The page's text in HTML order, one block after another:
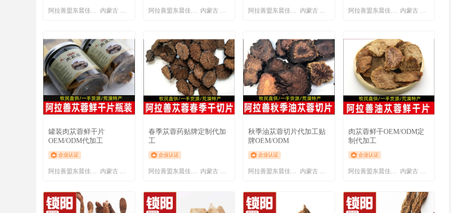
阿拉善盟东晨佳利商贸有限责任公司 内蒙古 阿拉善盟 阿拉善盟东晨佳利商贸有限责任公司 内蒙古 阿拉善盟 阿拉善盟东晨佳利商贸有限责任公司 内蒙古 阿拉善盟 阿拉善盟东晨佳利商贸有限责任公司 内蒙古 阿拉善盟
罐装肉苁蓉鲜干片
OEM/ODM代加工
企业认证
春季苁蓉药贴牌定制代加
工
企业认证
秋季油苁蓉切片代加工贴
牌OEM/ODM
企业认证
肉苁蓉鲜干OEM/ODM定
制代加工
企业认证